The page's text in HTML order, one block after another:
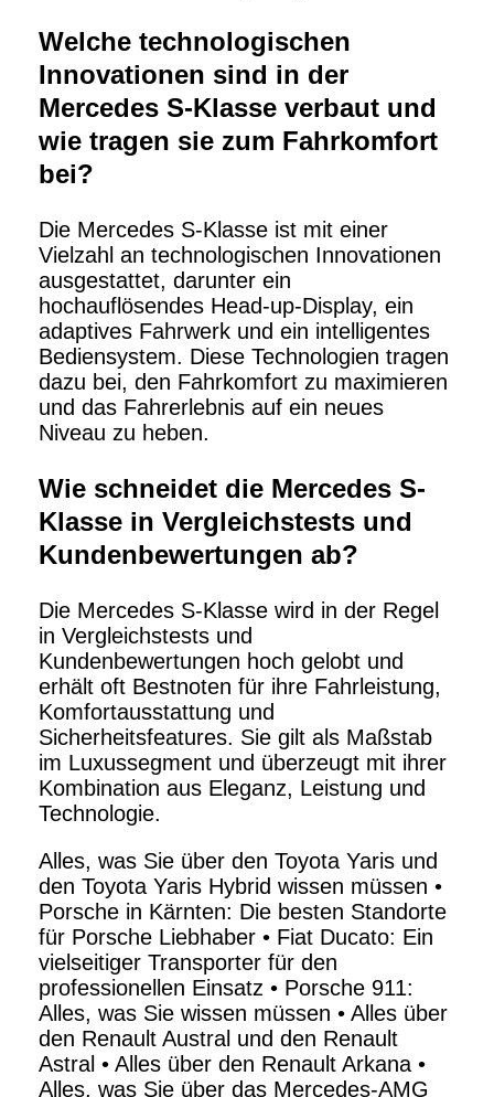
Welche technologischen
Innovationen sind in der
Mercedes S-Klasse verbaut und
wie tragen sie zum Fahrkomfort
bei?
Die Mercedes S-Klasse ist mit einer
Vielzahl an technologischen Innovationen
ausgestattet, darunter ein
hochauflösendes Head-up-Display, ein
adaptives Fahrwerk und ein intelligentes
Bediensystem. Diese Technologien tragen
dazu bei, den Fahrkomfort zu maximieren
und das Fahrerlebnis auf ein neues
Niveau zu heben.
Wie schneidet die Mercedes S-
Klasse in Vergleichstests und
Kundenbewertungen ab?
Die Mercedes S-Klasse wird in der Regel
in Vergleichstests und
Kundenbewertungen hoch gelobt und
erhält oft Bestnoten für ihre Fahrleistung,
Komfortausstattung und
Sicherheitsfeatures. Sie gilt als Maßstab
im Luxussegment und überzeugt mit ihrer
Kombination aus Eleganz, Leistung und
Technologie.
Alles, was Sie über den Toyota Yaris und
den Toyota Yaris Hybrid wissen müssen •
Porsche in Kärnten: Die besten Standorte
für Porsche Liebhaber • Fiat Ducato: Ein
vielseitiger Transporter für den
professionellen Einsatz • Porsche 911:
Alles, was Sie wissen müssen • Alles über
den Renault Austral und den Renault
Astral • Alles über den Renault Arkana •
Alles, was Sie über das Mercedes-AMG